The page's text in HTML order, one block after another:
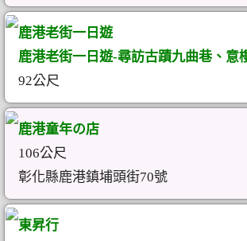
鹿港老街一日遊
鹿港老街一日遊-尋訪古蹟九曲巷、意
92公尺
鹿港童年の店
106公尺
彰化縣鹿港鎮埔頭街70號
東昇行